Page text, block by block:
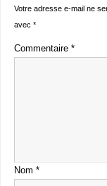
Votre adresse e-mail ne
avec *
Commentaire *
Nom *